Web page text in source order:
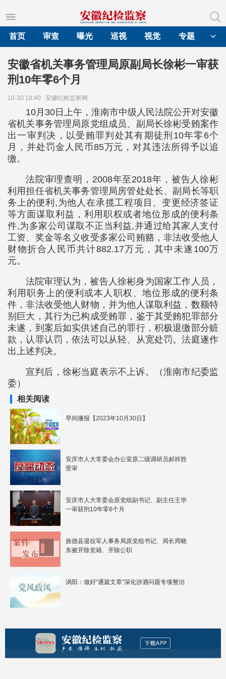
首页
审查 曝光 巡视 视觉 专题
安徽省机关事务管理局原副局长徐彬一审获
刑10年零6个月
10-30 18:40 安徽纪检监察网
10月30日上午，淮南市中级人民法院公开对安徽
省机关事务管理局原党组成员、副局长徐彬受贿案作
出一审判决，以受贿罪判处其有期徒刑10年零6个
月，并处罚金人民币85万元，对其违法所得予以追
缴。
法院审理查明，2008年至2018年，被告人徐彬
利用担任省机关事务管理局房管处处长、副局长等职
务上的便利,为他人在承揽工程项目、变更经济签证
等方面谋取利益，利用职权或者地位形成的便利条
件,为多家公司谋取不正当利益,并通过给其家人支付
工资、奖金等名义收受多家公司贿赂，非法收受他人
财物折合人民币共计882.17万元，其中未遂100万
元。
法院审理认为，被告人徐彬身为国家工作人员，
利用职务上的便利或本人职权、地位形成的便利条
件，非法收受他人财物，并为他人谋取利益，数额特
别巨大，其行为已构成受贿罪，鉴于其受贿犯罪部分
未遂，到案后如实供述自己的罪行，积极退缴部分赃
款，认罪认罚，依法可以从轻、从宽处罚。法庭遂作
出上述判决。
宣判后，徐彬当庭表示不上诉。（淮南市纪委监
委）
相关阅读
早间播报【2023年10月30日】
安庆市人大常委会办公室原二级调研员郝祥胜
受审
安庆市人大常委会原党组副书记、副主任王华
一审获刑10年零6个月
旌德县退役军人事务局原党组书记、局长周晓
东被开除党籍、开除公职
涡阳：做好“通篇文章”深化涉酒问题专项整治